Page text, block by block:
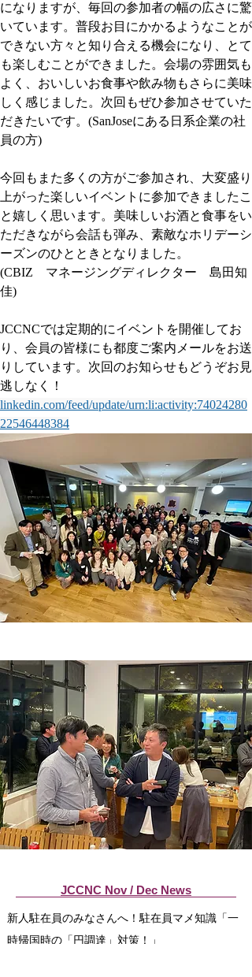
になりますが、毎回の参加者の幅の広さに驚
いています。普段お目にかかるようなことが
できない方々と知り合える機会になり、とて
も楽しむことができました。会場の雰囲気も
よく、おいしいお食事や飲み物もさらに美味
しく感じました。次回もぜひ参加させていた
だきたいです。(SanJoseにある日系企業の社
員の方)
今回もまた多くの方がご参加され、大変盛り
上がった楽しいイベントに参加できましたこ
と嬉しく思います。美味しいお酒と食事をい
ただきながら会話も弾み、素敵なホリデーシ
ーズンのひとときとなりました。
(CBIZ　マネージングディレクター　島田知
佳)
JCCNCでは定期的にイベントを開催してお
り、会員の皆様にも都度ご案内メールをお送
りしています。次回のお知らせもどうぞお見
逃しなく！
linkedin.com/feed/update/urn:li:activity:74024280
22546448384
JCCNC Nov / Dec News
新人駐在員のみなさんへ！駐在員マメ知識「一
時帰国時の「円調達」対策！」